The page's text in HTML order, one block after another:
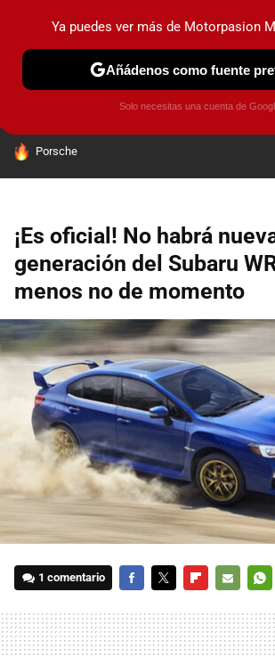
PRUEBAS INDUSTRIA HOY NO
HOY SE HABLA DE
Porsche
¡Es oficial! No habrá
generación del Subaru
menos no de momento
1 comentario
MAIL
Ya puedes ver más de Motorpasion
Añádenos como fuente
Solo necesitas una cuenta de